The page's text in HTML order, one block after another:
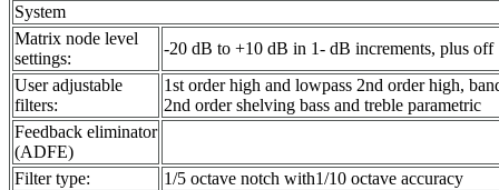
System
Matrix node level
settings:
-20 dB to +10 dB in 1- dB increments, plus off
User adjustable
filters:
1st order high and lowpass 2nd order high,
2nd order shelving bass and treble parametric
Feedback eliminator
(ADFE)
Filter type:
1/5 octave notch with1/10 octave accuracy